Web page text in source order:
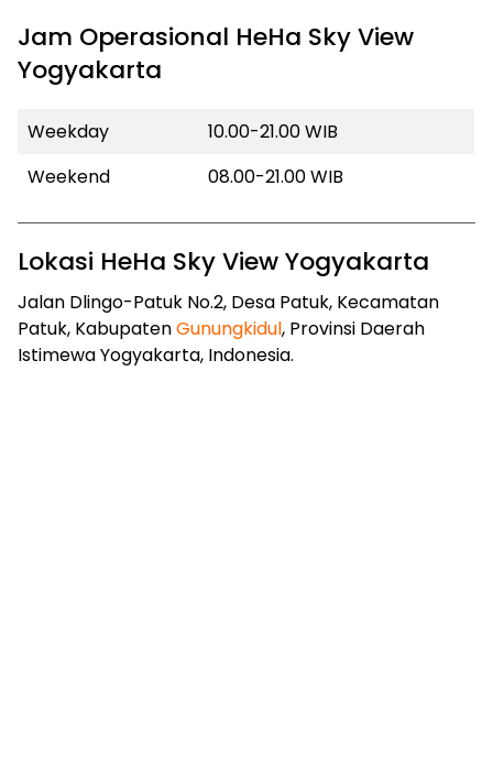
Jam Operasional HeHa Sky View
Yogyakarta
Weekday
10.00-21.00 WIB
Weekend
08.00-21.00 WIB
Lokasi HeHa Sky View Yogyakarta
Jalan Dlingo-Patuk No.2, Desa Patuk, Kecamatan
Patuk, KabupatenGunungkidul, Provinsi Daerah
Istimewa Yogyakarta, Indonesia.